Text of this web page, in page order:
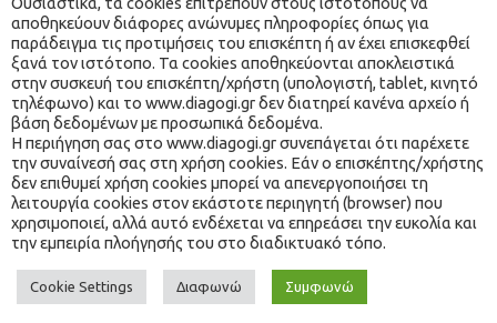
αποθηκεύουν διάφορες ανώνυμες πληροφορίες όπως για
παράδειγμα τις προτιμήσεις του επισκέπτη ή αν έχει επισκεφθεί
ξανά τον ιστότοπο. Τα cookies αποθηκεύονται αποκλειστικά
στην συσκευή του επισκέπτη/χρήστη (υπολογιστή, tablet, κινητό
τηλέφωνο) και το www.diagogi.gr δεν διατηρεί κανένα αρχείο ή
βάση δεδομένων με προσωπικά δεδομένα.
Η περιήγηση σας στο www.diagogi.gr συνεπάγεται ότι παρέχετε
την συναίνεσή σας στη χρήση cookies. Εάν ο επισκέπτης/χρήστης
δεν επιθυμεί χρήση cookies μπορεί να απενεργοποιήσει τη
λειτουργία cookies στον εκάστοτε περιηγητή (browser) που
χρησιμοποιεί, αλλά αυτό ενδέχεται να επηρεάσει την ευκολία και
την εμπειρία πλοήγησής του στο διαδικτυακό τόπο.
Cookie Setting Διαφωνώ Συμφωνώ